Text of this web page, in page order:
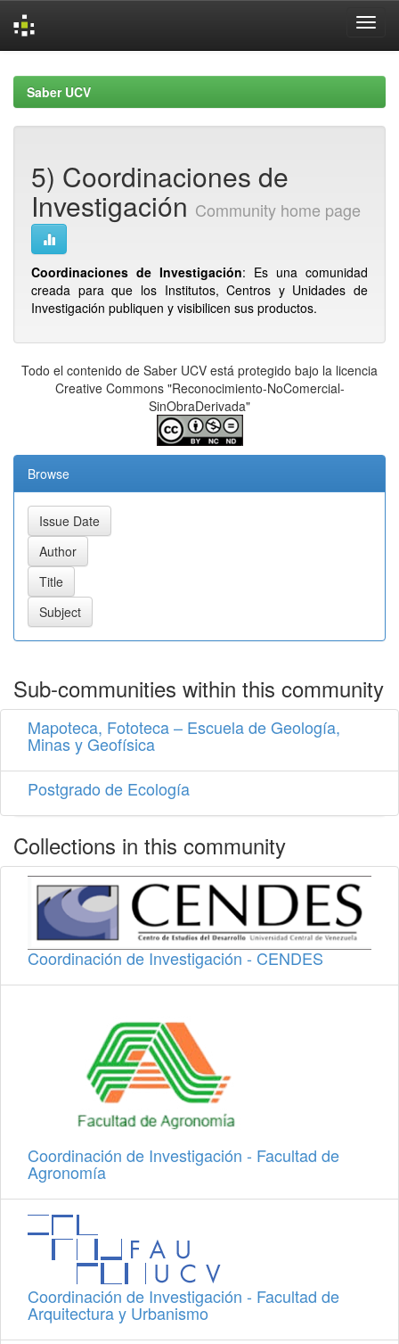
navigationSaber UCV
5) Coordinaciones de
Investigación Community home page
Coordinaciones de Investigación: Es una comunidad
creada para que los Institutos, Centros y Unidades de
Investigación publiquen y visibilicen sus productos.
Todo el contenido de Saber UCV está protegido bajo la licencia
Creative Commons "Reconocimiento-NoComercial-
SinObraDerivada"
Browse
Sub-communities within this community
Mapoteca, Fototeca – Escuela de Geología,
Minas y Geofísica
Postgrado de Ecología
Collections in this community
Coordinación de Investigación - CENDES
Coordinación de Investigación - Facultad de
Agronomía
Coordinación de Investigación - Facultad de
Arquitectura y Urbanismo